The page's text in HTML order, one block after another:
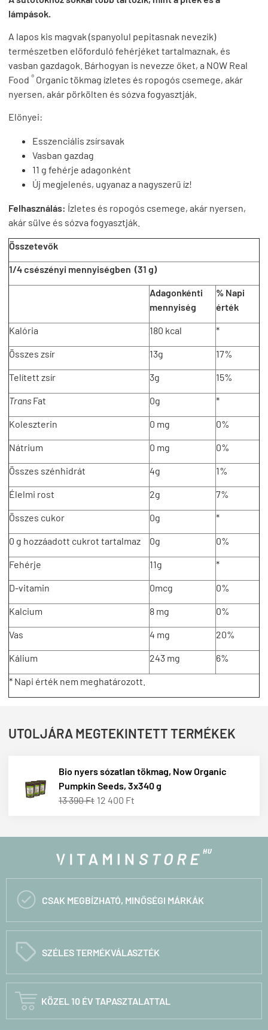
lámpások.
A lapos kis magvak (spanyolul pepitasnak nevezik)
természetben előforduló fehérjéket tartalmaznak, és
vasban gazdagok. Bárhogyan is nevezze őket, a NOW Real
Food ® Organic tökmag ízletes és ropogós csemege, akár
nyersen, akár pörkölten és sózva fogyasztják.
Előnyei:
Esszenciális zsírsavak
Vasban gazdag
11 g fehérje adagonként
Új megjelenés, ugyanaz a nagyszerű íz!
Felhasználás: Ízletes és ropogós csemege, akár nyersen,
akár sülve és sózva fogyasztják.
Összetevők
1/4 csészényi mennyiségben (31 g)
Adagonkénti
mennyiség
% Napi
érték
Kalória 180 kcal *
Összes zsír 13g 17%
Telített zsír 3g 15%
Trans Fat 0g *
Koleszterin 0 mg 0%
Nátrium 0 mg 0%
Összes szénhidrát 4g 1%
Élelmi rost 2g 7%
Összes cukor 0g *
0 g hozzáadott cukrot tartalmaz 0g 0%
Fehérje 11g *
D-vitamin 0mcg 0%
Kalcium 8 mg 0%
Vas 4 mg 20%
Kálium 243 mg 6%
* Napi érték nem meghatározott.
UTOLJÁRA MEGTEKINTETT TERMÉKEK
Bio nyers sózatlan tökmag, Now Organic
Pumpkin Seeds, 3x340 g
13 390 Ft 12 400 Ft
 CSAK MEGBÍZHATÓ, MINŐSÉGI MÁRKÁK
C SZÉLES TERMÉKVÁLASZTÉK
 KÖZEL 10 ÉV TAPASZTALATTAL